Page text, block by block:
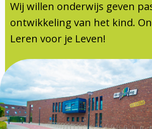
Documentatie
Formulieren
SIKO
Wij willen onderwijs geven
ontwikkeling van het kind.
Leren voor je Leven!